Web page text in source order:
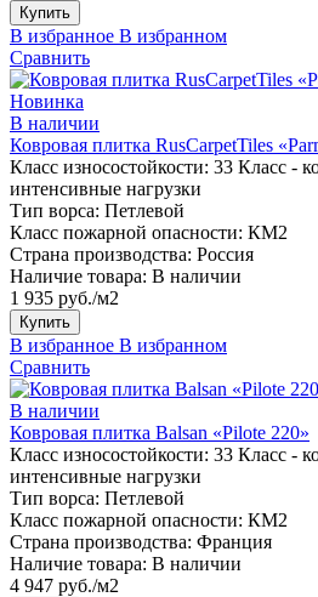
Купить
В избранное В избранном
Сравнить
Новинка
В наличии
Ковровая плитка RusCarpetTiles
Класс износостойкости: 33 Класс -
интенсивные нагрузки
Тип ворса: Петлевой
Класс пожарной опасности: КМ2
Страна производства: Россия
Наличие товара: В наличии
1 935 руб./м2
Купить
В избранное В избранном
Сравнить
В наличии
Ковровая плитка Balsan «Pilote 220»
Класс износостойкости: 33 Класс -
интенсивные нагрузки
Тип ворса: Петлевой
Класс пожарной опасности: КМ2
Страна производства: Франция
Наличие товара: В наличии
4 947 руб./м2